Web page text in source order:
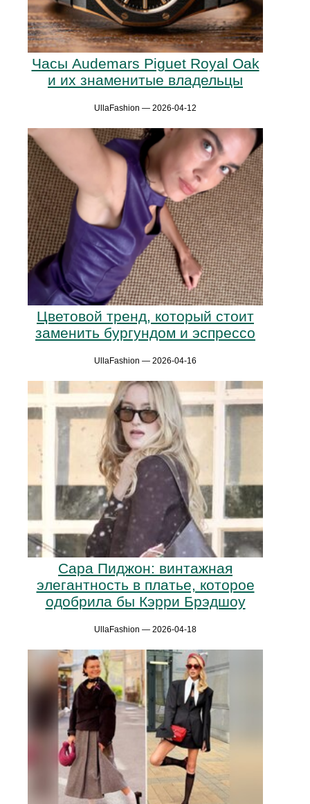
Часы Audemars Piguet Royal Oak
и их знаменитые владельцы
UllaFashion — 2026-04-12
Цветовой тренд, который стоит
заменить бургундом и эспрессо
UllaFashion — 2026-04-16
Сара Пиджон: винтажная
элегантность в платье, которое
одобрила бы Кэрри Брэдшоу
UllaFashion — 2026-04-18